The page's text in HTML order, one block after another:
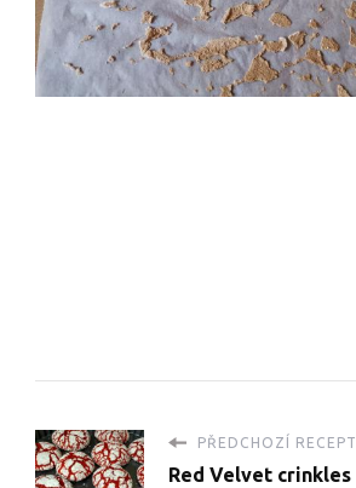
PŘEDCHOZÍ RECEPT
Red Velvet crinkles